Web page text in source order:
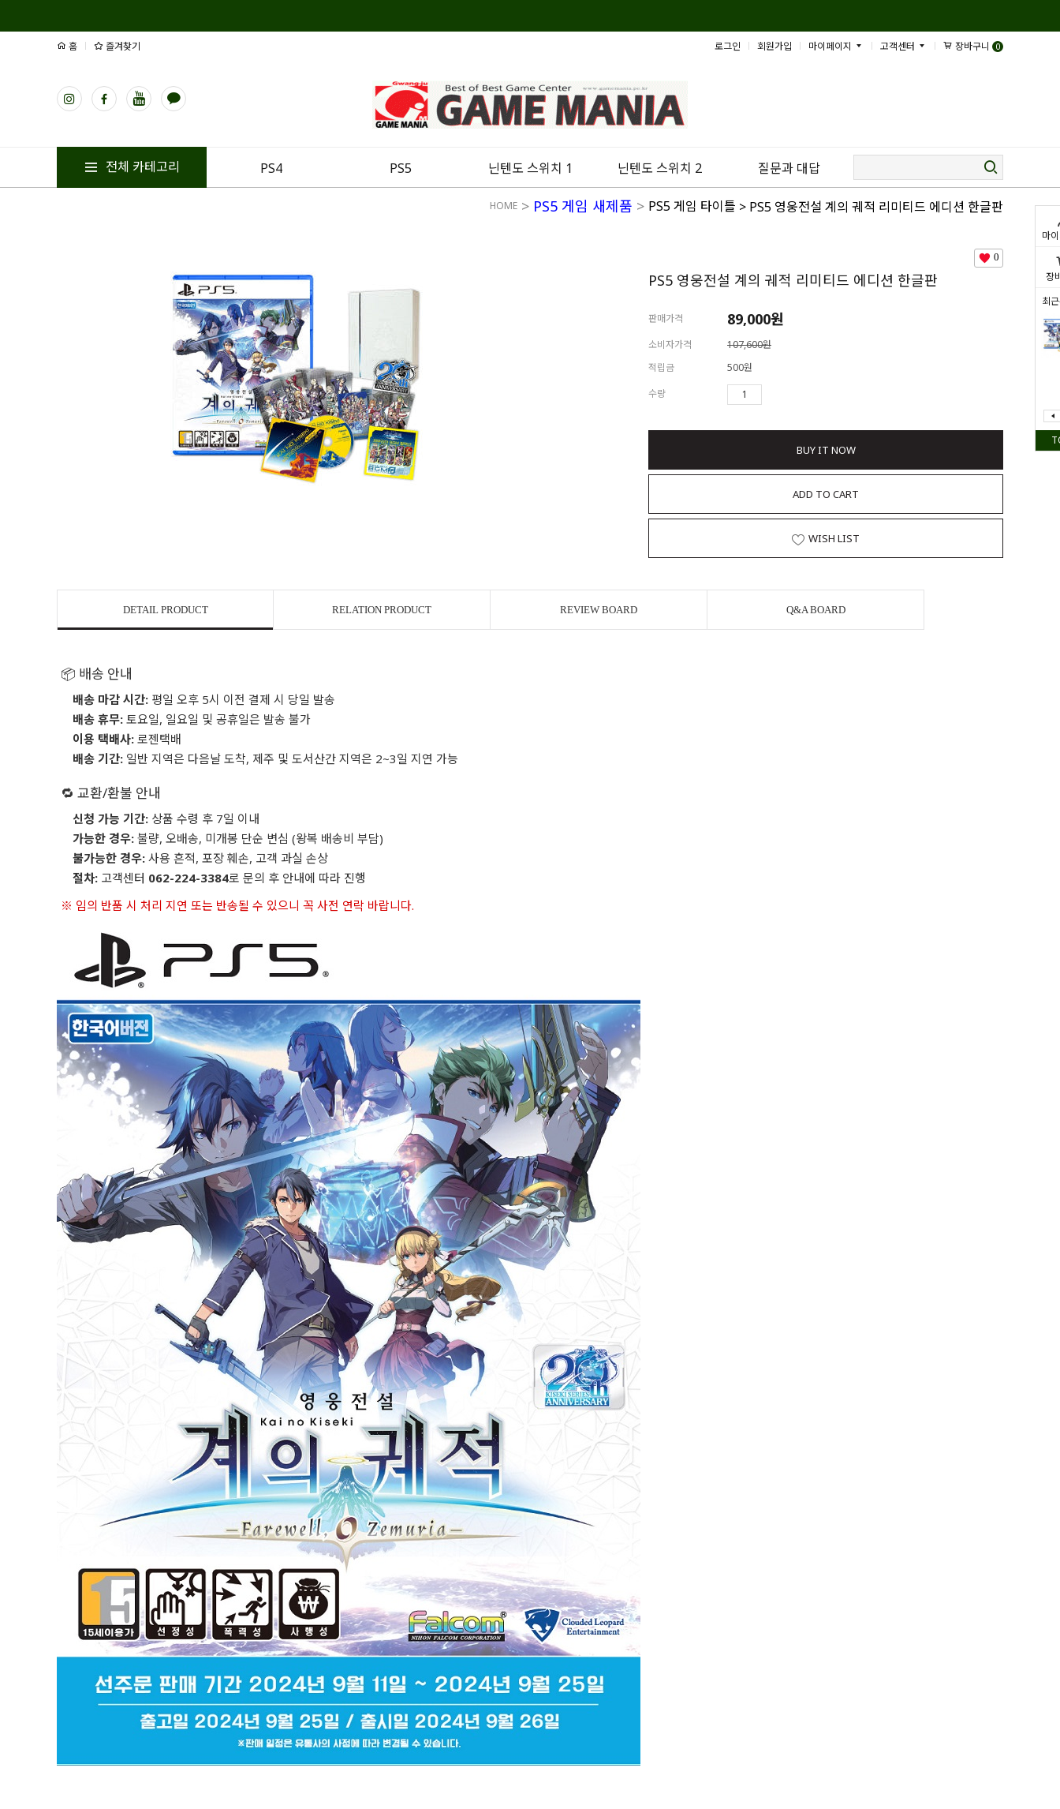
마
장
최
홈 즐겨찾기 로그인 회원가입 마이페이지 고객센터 장바구니 0
전체 카테고리 PS4 PS5 닌텐도 스위치 1 닌텐도 스위치 2 질문과 대답
HOME > PS5 게임 새제품 > PS5 게임 타이틀 > PS5 영웅전설 계의 궤적 리미티드 에디션 한글판
0
PS5 영웅전설 계의 궤적 리미티드 에디션 한글판
판매가격 89,000원
소비자가격
107,600원
적립금
500원
수량
BUY IT NOW
ADD TO CART
WISH LIST
DETAIL PRODUCT RELATION PRODUCT REVIEW BOARD Q&A BOARD
📦 배송 안내
배송 마감 시간: 평일 오후 5시 이전 결제 시 당일 발송
배송 휴무: 토요일, 일요일 및 공휴일은 발송 불가
이용 택배사: 로젠택배
배송 기간: 일반 지역은 다음날 도착, 제주 및 도서산간 지역은 2~3일 지연 가능
🔁 교환/환불 안내
신청 가능 기간: 상품 수령 후 7일 이내
가능한 경우: 불량, 오배송, 미개봉 단순 변심 (왕복 배송비 부담)
불가능한 경우: 사용 흔적, 포장 훼손, 고객 과실 손상
절차: 고객센터 062-224-3384로 문의 후 안내에 따라 진행
※ 임의 반품 시 처리 지연 또는 반송될 수 있으니 꼭 사전 연락 바랍니다.